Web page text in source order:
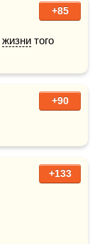
+85
жизни того
+90
+133